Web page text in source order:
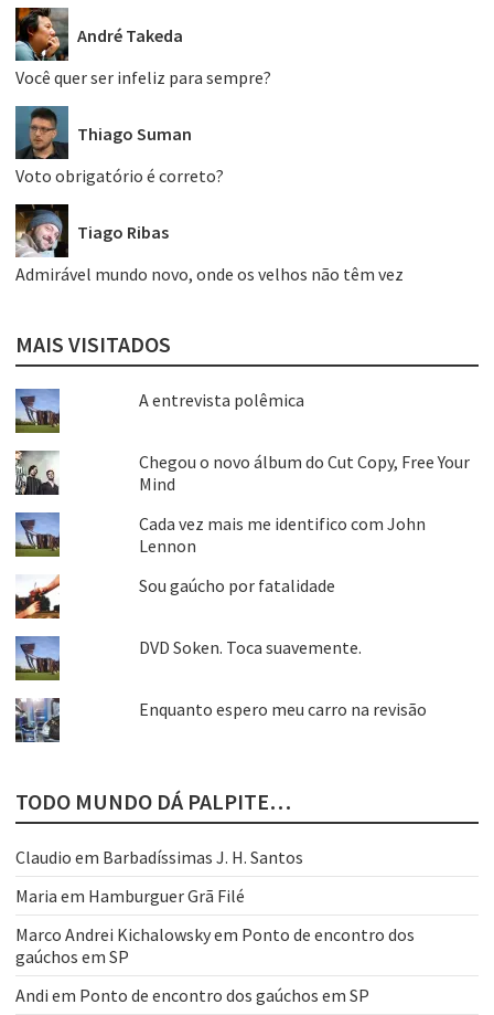
André Takeda
Você quer ser infeliz para sempre?
Thiago Suman
Voto obrigatório é correto?
Tiago Ribas
Admirável mundo novo, onde os velhos não têm vez
MAIS VISITADOS
A entrevista polêmica
Chegou o novo álbum do Cut Copy, Free Your
Mind
Cada vez mais me identifico com John
Lennon
Sou gaúcho por fatalidade
DVD Soken. Toca suavemente.
Enquanto espero meu carro na revisão
TODO MUNDO DÁ PALPITE…
Claudio em Barbadíssimas J. H. Santos
Maria em Hamburguer Grã Filé
Marco Andrei Kichalowskyem Ponto de encontro dos
gaúchos em SP
Andi em Ponto de encontro dos gaúchos em SP